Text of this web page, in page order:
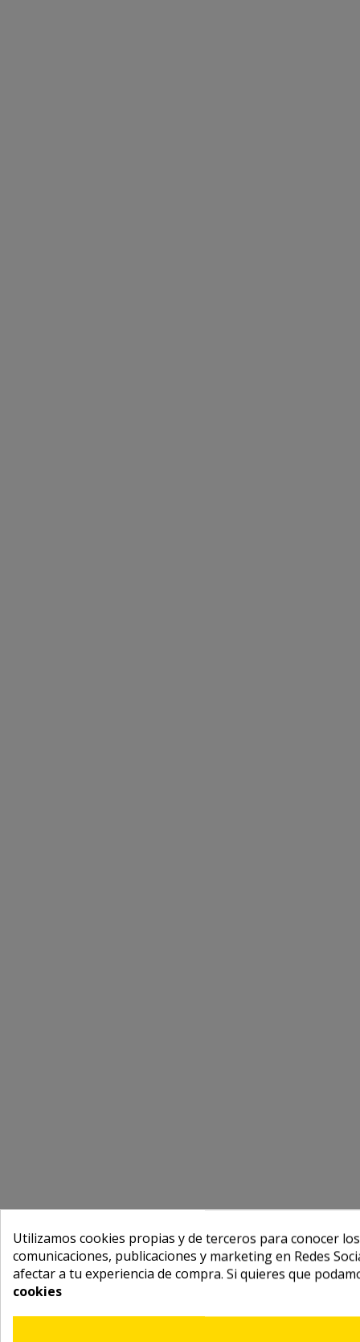
Utilizamos cookies propias y de terceros para conocer
comunicaciones, publicaciones y marketing en Redes
afectar a tu experiencia de compra. Si quieres que
cookies